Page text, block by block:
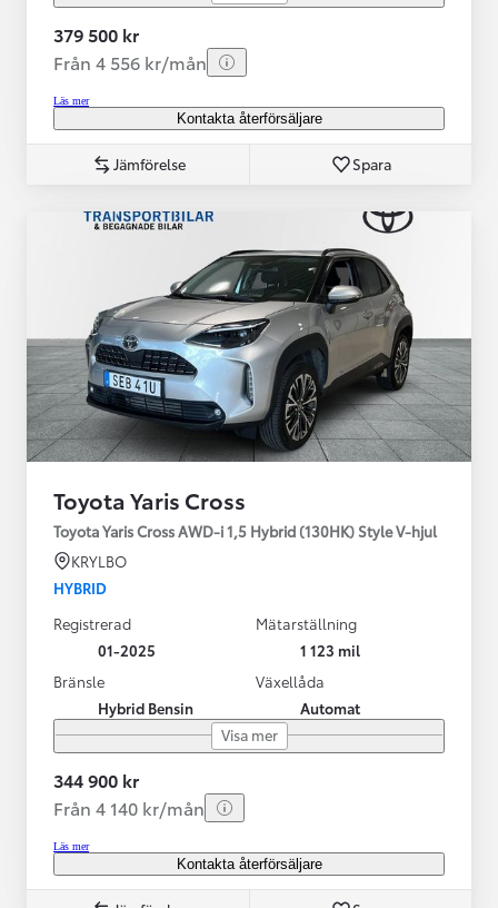
379 500 kr
Från 4 556 kr/mån
Läs mer
Kontakta återförsäljare
Jämförelse Spara
Toyota Yaris Cross
Toyota Yaris Cross AWD-i 1,5 Hybrid (130HK) Style V-hjul
KRYLBO
HYBRID
Registrerad
01-2025
Mätarställning
1 123 mil
Bränsle
Hybrid Bensin
Växellåda
Automat
Visa mer
344 900 kr
Från 4 140 kr/mån
Läs mer
Kontakta återförsäljare